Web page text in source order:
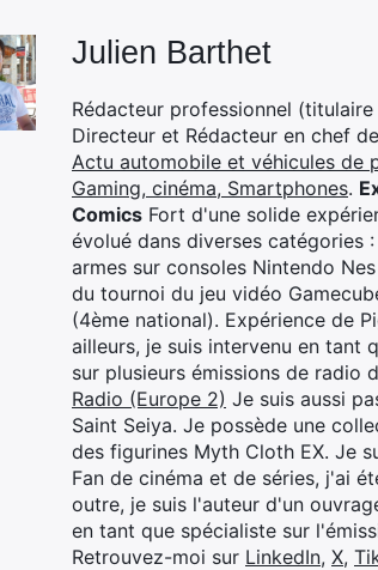
Julien Barthet
Rédacteur professionnel
Directeur et Rédacteur en chef
Actu automobile et véhicules de
Gaming, cinéma, Smartphones.
Comics Fort d'une solide
évolué dans diverses catégories
armes sur consoles Nintendo
du tournoi du jeu vidéo
(4ème national). Expérience de
ailleurs, je suis intervenu en tant
sur plusieurs émissions de radio
Radio (Europe 2) Je suis aussi
Saint Seiya. Je possède une
des figurines Myth Cloth EX. Je
Fan de cinéma et de séries, j'ai
outre, je suis l'auteur d'un
en tant que spécialiste sur
Retrouvez-moi sur LinkedIn, X,